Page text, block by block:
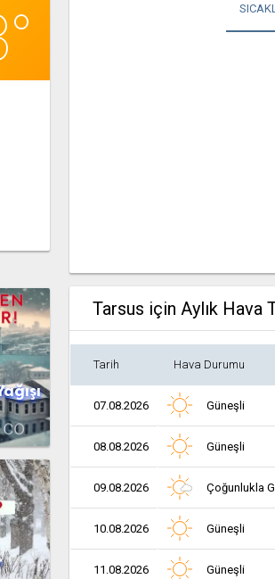
Tarsus için Aylık Hava
Tarih Hava Durumu
07.08.2026 Güneşli
08.08.2026 Güneşli
09.08.2026 Çoğunlukla
10.08.2026 Güneşli
11.08.2026 Güneşli